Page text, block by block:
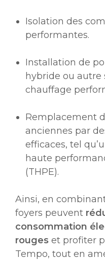
Isolation des
performantes.
Installation de
hybride ou autre
chauffage
Remplacement
anciennes par
efficaces, tel
haute
(THPE).
Ainsi, en
foyers peuvent
consommation
rouges et profiter
Tempo, tout en